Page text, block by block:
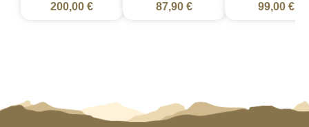
200,00 € 87,90 € 99,00 €